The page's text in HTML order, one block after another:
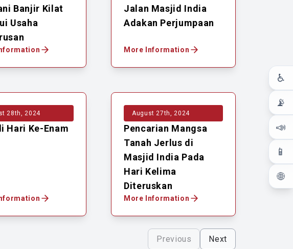
♿
📡
📣
📱
🌐
Banjir Kilat
Usaha
Jalan Masjid India
Adakan Perjumpaan
More Information
28th, 2024
Hari Ke-Enam
August 27th, 2024
Pencarian Mangsa
Tanah Jerlus di
Masjid India Pada
Hari Kelima
Diteruskan
More Information
Previous Next